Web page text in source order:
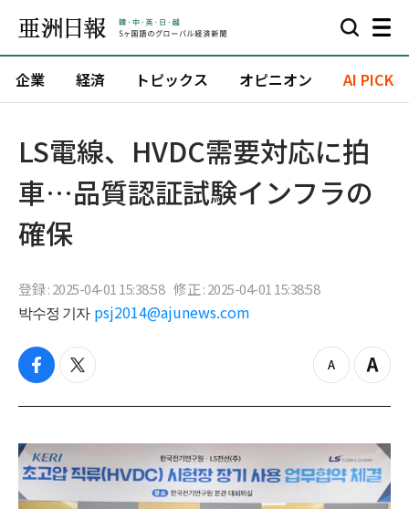
企業 経済 トピックス オピニオン AI PICK
LS電線、HVDC需要対応に拍
車…品質認証試験インフラの
確保
登録 : 2025-04-01 15:38:58 修正 : 2025-04-01 15:38:58
박수정 기자 psj2014@ajunews.com
f
c
b
o
o
t
i
t
r
z
o
o
u
t
Z
o
i